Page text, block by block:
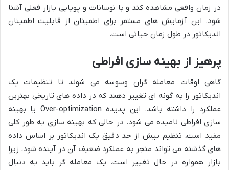
در زمان واقعی مشاهده کند و با نوسانات و پویایی بازار فعلی آشنا
شود. این آزمایش های مستمر برای اطمینان از قابلیت اطمینان
اندیکاتور در طول زمان حیاتی است.
پرهیز از بهینه سازی افراطی
گاهی اوقات معامله گران وسوسه می شوند تا تنظیمات یک
اندیکاتور را به گونه ای تغییر دهند که در داده های تاریخی بهترین
عملکرد را داشته باشد. این پدیده Over-optimization یا بهینه
سازی افراطی نامیده می شود. در حالی که بهینه سازی به طور کلی
مفید است، تنظیم بیش از حد دقیق یک اندیکاتور بر اساس داده
های گذشته می تواند منجر به عملکرد ضعیف آن در آینده شود، زیرا
بازار همواره در حال تغییر است. یک معامله گر باید به دنبال